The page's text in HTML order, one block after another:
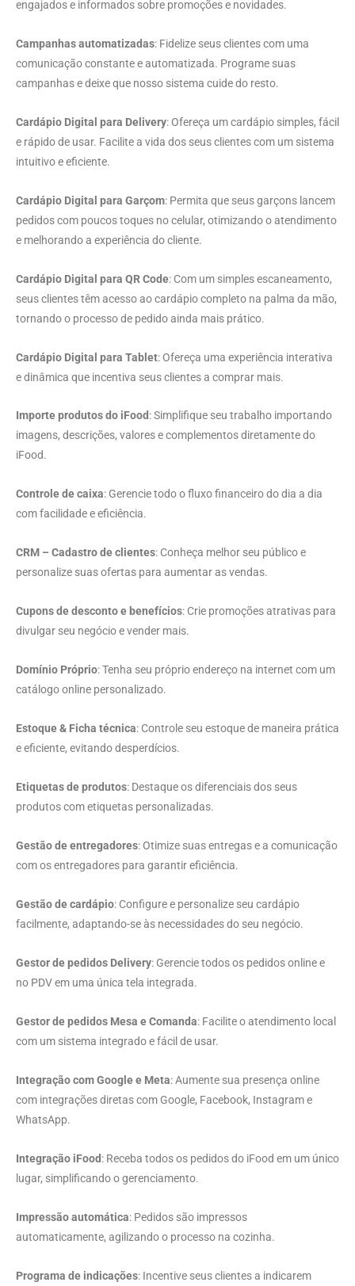
engajados e informados sobre promoções e novidades.
Campanhas automatizadas: Fidelize seus clientes com uma
comunicação constante e automatizada. Programe suas
campanhas e deixe que nosso sistema cuide do resto.
Cardápio Digital para Delivery: Ofereça um cardápio simples, fácil
e rápido de usar. Facilite a vida dos seus clientes com um sistema
intuitivo e eficiente.
Cardápio Digital para Garçom: Permita que seus garçons lancem
pedidos com poucos toques no celular, otimizando o atendimento
e melhorando a experiência do cliente.
Cardápio Digital para QR Code: Com um simples escaneamento,
seus clientes têm acesso ao cardápio completo na palma da mão,
tornando o processo de pedido ainda mais prático.
Cardápio Digital para Tablet: Ofereça uma experiência interativa
e dinâmica que incentiva seus clientes a comprar mais.
Importe produtos do iFood: Simplifique seu trabalho importando
imagens, descrições, valores e complementos diretamente do
iFood.
Controle de caixa: Gerencie todo o fluxo financeiro do dia a dia
com facilidade e eficiência.
CRM – Cadastro de clientes: Conheça melhor seu público e
personalize suas ofertas para aumentar as vendas.
Cupons de desconto e benefícios: Crie promoções atrativas para
divulgar seu negócio e vender mais.
Domínio Próprio: Tenha seu próprio endereço na internet com um
catálogo online personalizado.
Estoque & Ficha técnica: Controle seu estoque de maneira prática
e eficiente, evitando desperdícios.
Etiquetas de produtos: Destaque os diferenciais dos seus
produtos com etiquetas personalizadas.
Gestão de entregadores: Otimize suas entregas e a comunicação
com os entregadores para garantir eficiência.
Gestão de cardápio: Configure e personalize seu cardápio
facilmente, adaptando-se às necessidades do seu negócio.
Gestor de pedidos Delivery: Gerencie todos os pedidos online e
no PDV em uma única tela integrada.
Gestor de pedidos Mesa e Comanda: Facilite o atendimento local
com um sistema integrado e fácil de usar.
Integração com Google e Meta: Aumente sua presença online
com integrações diretas com Google, Facebook, Instagram e
WhatsApp.
Integração iFood : Receba todos os pedidos do iFood em um único
lugar, simplificando o gerenciamento.
Impressão automática: Pedidos são impressos
automaticamente, agilizando o processo na cozinha.
Programa de indicações: Incentive seus clientes a indicarem